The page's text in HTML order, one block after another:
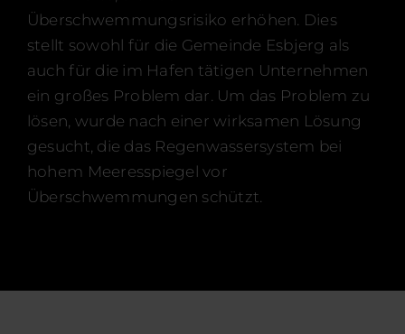
Überschwemmungsrisiko erhöhen. Dies
stellt sowohl für die Gemeinde Esbjerg als
auch für die im Hafen tätigen Unternehmen
ein großes Problem dar. Um das Problem zu
lösen, wurde nach einer wirksamen Lösung
gesucht, die das Regenwassersystem bei
hohem Meeresspiegel vor
Überschwemmungen schützt.